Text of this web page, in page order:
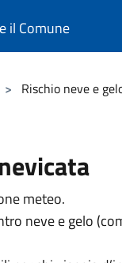
il Comune
> Rischio neve e
meteo.
neve e gelo